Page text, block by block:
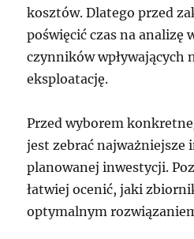
kosztów. Dlatego przed
poświęcić czas na analizę
czynników wpływających
eksploatację.
Przed wyborem
jest zebrać najważniejsze
planowanej inwestycji.
łatwiej ocenić, jaki
optymalnym